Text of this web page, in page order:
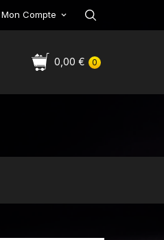
Mon Compte
0
0,00 €